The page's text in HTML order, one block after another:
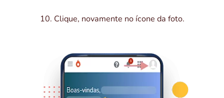
10. Clique, novamente no ícone da foto.